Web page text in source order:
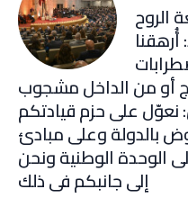
الروح
أو من الداخل مشجوب
على حزم قيادتكم
بالدولة وعلى مبادئ
الوطنية ونحن
إلى جانبكم في ذلك